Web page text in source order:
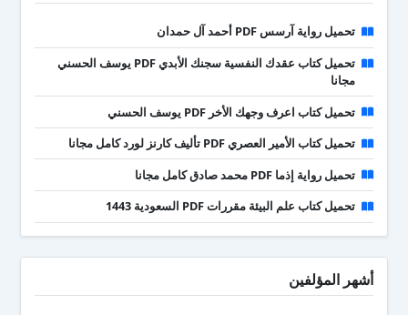
تحميل رواية آرسس PDF أحمد آل حمدان
تحميل كتاب عقدك النفسية سجنك الأبدي PDF يوسف الحسني
مجانا
تحميل كتاب اعرف وجهك الأخر PDF يوسف الحسني
تحميل كتاب الأمير العصري PDF تأليف كارنز لورد كامل مجانا
تحميل رواية إذما PDF محمد صادق كامل مجانا
تحميل كتاب علم البيئة مقررات PDF السعودية 1443
أشهر المؤلفين